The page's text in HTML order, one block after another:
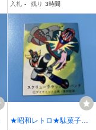
ダイザー 永井豪 講談社 (3
入札 - 残り 3時間
★昭和レトロ★駄菓子屋